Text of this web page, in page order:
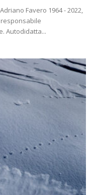
Adriano Favero 1964 - 2022,
Autodidatta...